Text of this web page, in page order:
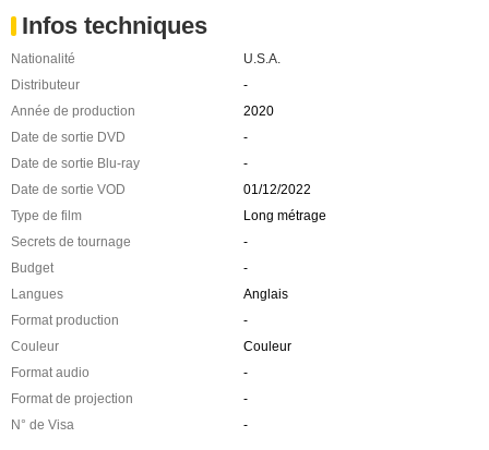
Infos techniques
Nationalité
U.S.A.
Distributeur
-
Année de production
2020
Date de sortie DVD
-
Date de sortie Blu-ray
-
Date de sortie VOD
01/12/2022
Type de film
Long métrage
Secrets de tournage
-
Budget
-
Langues
Anglais
Format production
-
Couleur
Couleur
Format audio
-
Format de projection
-
N° de Visa
-